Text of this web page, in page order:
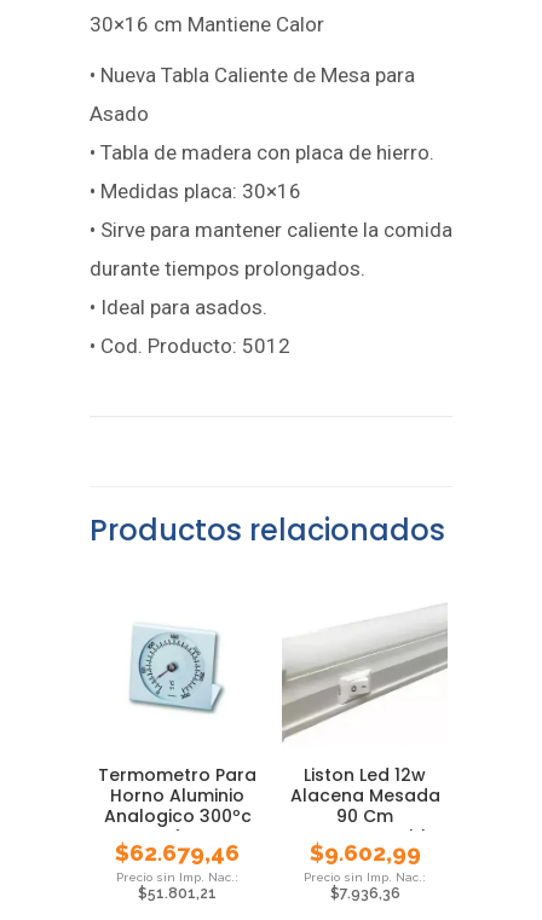
30×16 cm Mantiene Calor
• Nueva Tabla Caliente de Mesa para
Asado
• Tabla de madera con placa de hierro.
• Medidas placa: 30×16
• Sirve para mantener caliente la comida
durante tiempos prolongados.
• Ideal para asados.
• Cod. Producto: 5012
Productos relacionados
Termometro Para
Horno Aluminio
Analogico 300ºc
Tfa
$62.679,46
$51.801,21
Liston Led 12w
Alacena Mesada
90 Cm
Interconectable
Luz Fria
$9.602,99
$7.936,36